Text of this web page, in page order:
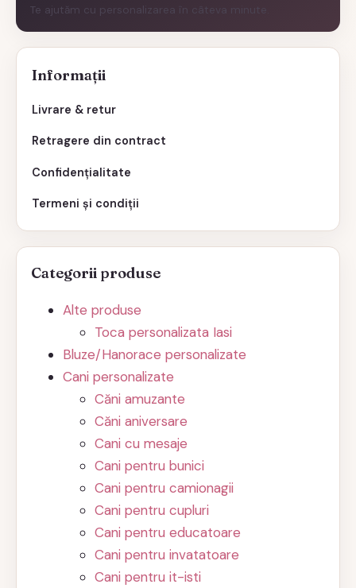
Te ajutăm cu personalizarea în câteva minute.
Informații
Livrare & retur
Retragere din contract
Confidențialitate
Termeni și condiții
Categorii produse
Alte produse
Toca personalizata Iasi
Bluze/Hanorace personalizate
Cani personalizate
Căni amuzante
Căni aniversare
Cani cu mesaje
Cani pentru bunici
Cani pentru camionagii
Cani pentru cupluri
Cani pentru educatoare
Cani pentru invatatoare
Cani pentru it-isti